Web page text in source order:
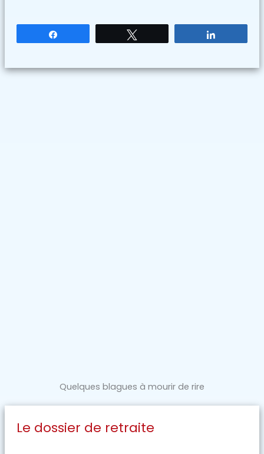
Quelques blagues à mourir de rire
Le dossier de retraite